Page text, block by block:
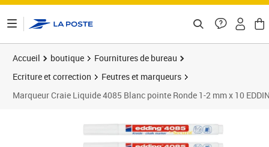
Accueil boutique
Fournitures de bureau
Ecriture et correction
Feutres et marqueurs
Marqueur Craie Liquide 4085 Blanc pointe Ronde 1-2 mm x 10